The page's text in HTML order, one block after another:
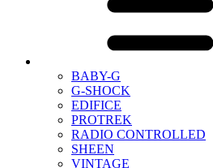
BABY-G
G-SHOCK
EDIFICE
PROTREK
RADIO CONTROLLED
SHEEN
VINTAGE